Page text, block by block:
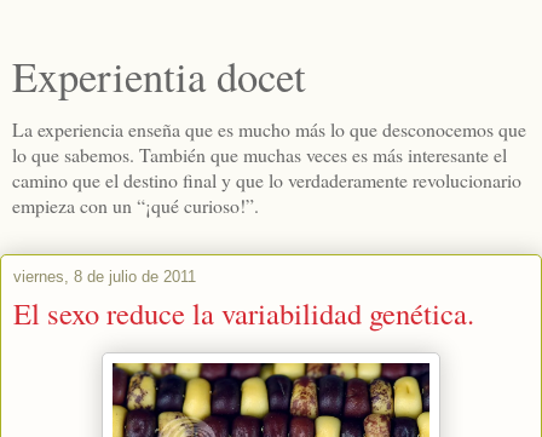
Experientia docet
La experiencia enseña que es mucho más lo que desconocemos que
lo que sabemos. También que muchas veces es más interesante el
camino que el destino final y que lo verdaderamente revolucionario
empieza con un “¡qué curioso!”.
viernes, 8 de julio de 2011
El sexo reduce la variabilidad genética.